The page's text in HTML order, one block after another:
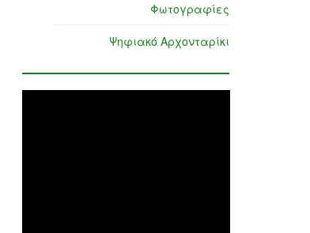
Φωτογραφίες
Ψηφιακό Αρχονταρίκι